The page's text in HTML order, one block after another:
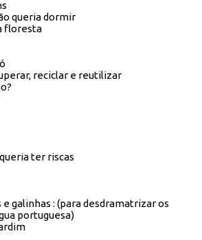
queria dormir
floresta
reciclar e reutilizar
ter riscas
galinhas : (para desdramatrizar os
portuguesa)